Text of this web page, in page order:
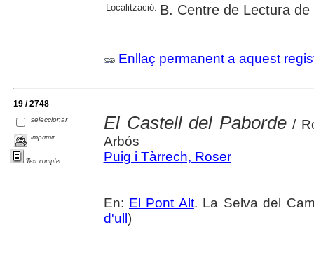
Localització: B. Centre de Lectura de
Enllaç permanent a aquest
19 / 2748
seleccionar
imprimir
Text complet
El Castell del Paborde /
Arbós
Puig i Tàrrech, Roser
En: El Pont Alt. La Selva del
d'ull )